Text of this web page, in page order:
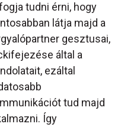
tudni érni, hogy
látja majd a
gesztusai,
által a
ezáltal
tud majd
Így